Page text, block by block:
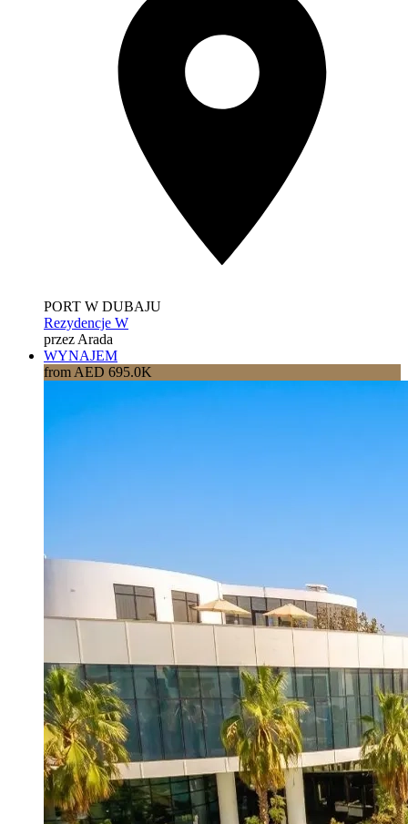
PORT W DUBAJU
Rezydencje W
przez Arada
WYNAJEM
from AED 695.0K